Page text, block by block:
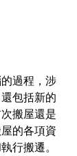
過程，涉
包括新的
搬屋還是
的各項資
行搬遷。